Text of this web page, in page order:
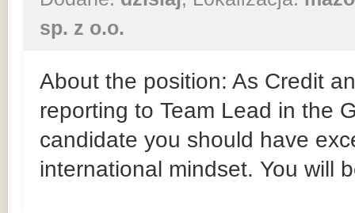
sp. z o.o.
About the position: As Credit
reporting to Team Lead in the
candidate you should have
international mindset. You will